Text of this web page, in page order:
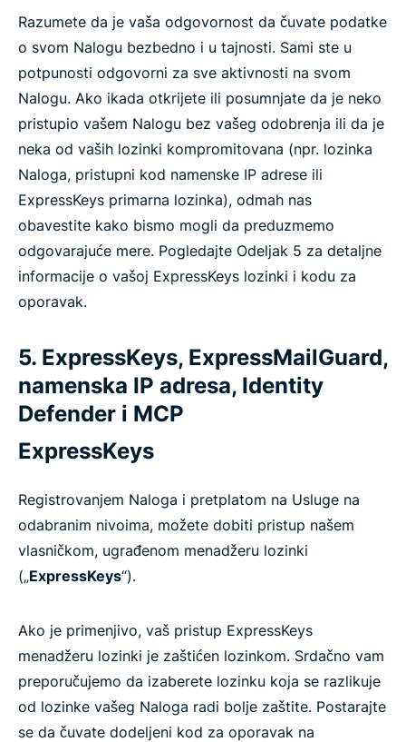
Razumete da je vaša odgovornost da čuvate podatke
o svom Nalogu bezbedno i u tajnosti. Sami ste u
potpunosti odgovorni za sve aktivnosti na svom
Nalogu. Ako ikada otkrijete ili posumnjate da je neko
pristupio vašem Nalogu bez vašeg odobrenja ili da je
neka od vaših lozinki kompromitovana (npr. lozinka
Naloga, pristupni kod namenske IP adrese ili
ExpressKeys primarna lozinka), odmah nas
obavestite kako bismo mogli da preduzmemo
odgovarajuće mere. Pogledajte Odeljak 5 za detaljne
informacije o vašoj ExpressKeys lozinki i kodu za
oporavak.
5. ExpressKeys, ExpressMailGuard,
namenska IP adresa, Identity
Defender i MCP
ExpressKeys
Registrovanjem Naloga i pretplatom na Usluge na
odabranim nivoima, možete dobiti pristup našem
vlasničkom, ugrađenom menadžeru lozinki
(„ExpressKeys“).
Ako je primenjivo, vaš pristup ExpressKeys
menadžeru lozinki je zaštićen lozinkom. Srdačno vam
preporučujemo da izaberete lozinku koja se razlikuje
od lozinke vašeg Naloga radi bolje zaštite. Postarajte
se da čuvate dodeljeni kod za oporavak na